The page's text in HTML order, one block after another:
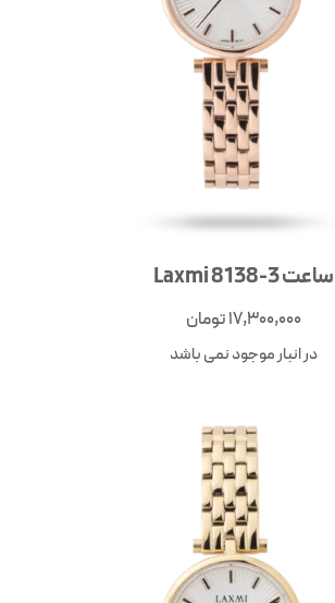
ساعت Laxmi 8138-3
17,300,000تومان
در انبار موجود نمی باشد